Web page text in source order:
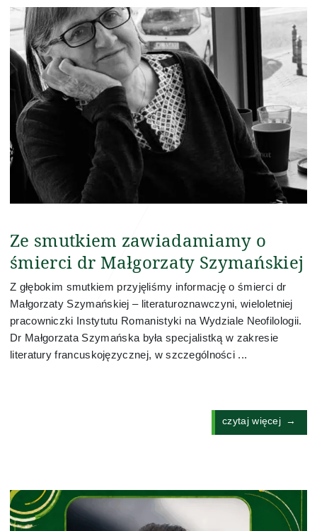
Ze smutkiem zawiadamiamy o
śmierci dr Małgorzaty Szymańskiej
Z głębokim smutkiem przyjęliśmy informację o śmierci dr
Małgorzaty Szymańskiej – literaturoznawczyni, wieloletniej
pracowniczki Instytutu Romanistyki na Wydziale Neofilologii.
Dr Małgorzata Szymańska była specjalistką w zakresie
literatury francuskojęzycznej, w szczególności ...
czytaj więcej